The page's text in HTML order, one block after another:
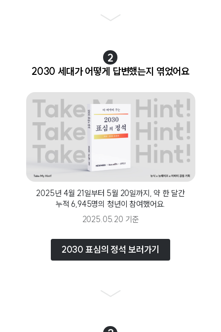
2
2030 세대가 어떻게 답변했는지 엮었어요
2025년 4월 21일부터 5월 20일까지, 약 한 달간
누적 6,945명의 청년이 참여했어요.
2025.05.20 기준
2030 표심의 정석 보러가기